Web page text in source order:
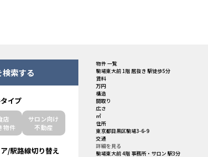
索する
イプ
店
物件
サロン向け
不動産
/駅路線切り替え
物件 一覧
駒場東大前 1階 居抜き 駅徒歩5分
賃料
万円
構造
間取り
広さ
㎡
住所
東京都目黒区駒場3-6-9
交通
詳細を見る
駒場東大前 4階 事務所・サロン 駅3分